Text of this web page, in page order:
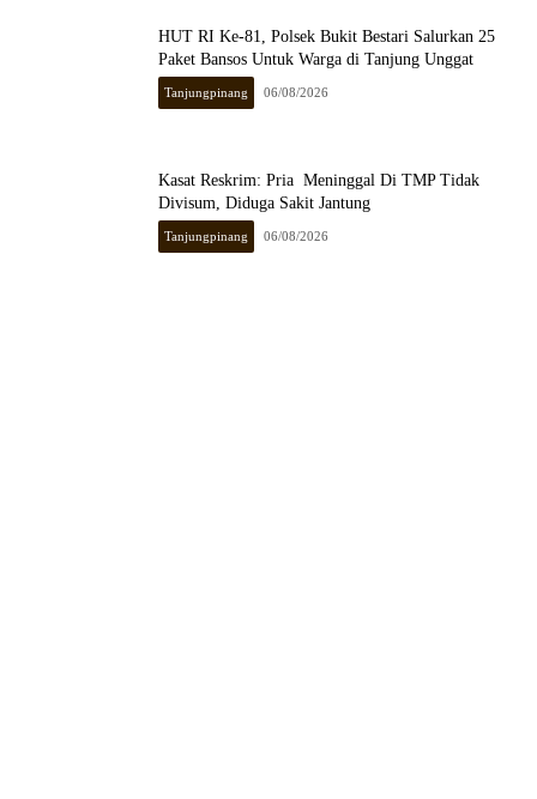
HUT RI Ke-81, Polsek Bukit Bestari Salurkan 25
Paket Bansos Untuk Warga di Tanjung Unggat
Tanjungpinang 06/08/2026
Kasat Reskrim: Pria Meninggal Di TMP Tidak
Divisum, Diduga Sakit Jantung
Tanjungpinang 06/08/2026